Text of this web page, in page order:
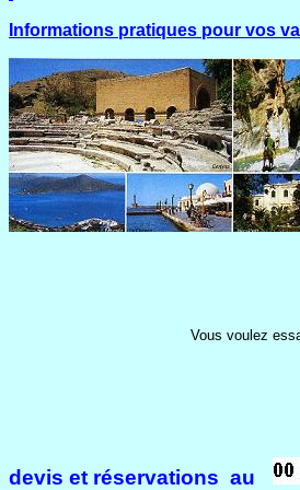
Informations pratiques pour vos
Vous voulez
devis et réservations au